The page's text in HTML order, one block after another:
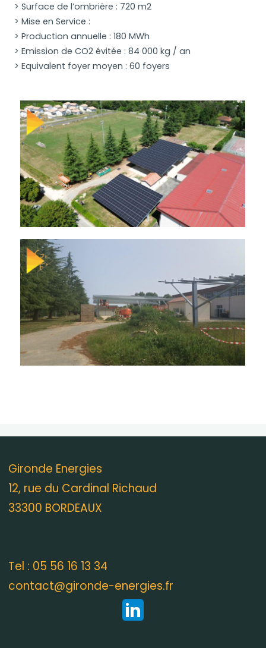
> Surface de l’ombrière : 720 m2
> Mise en Service :
> Production annuelle : 180 MWh
> Emission de CO2 évitée : 84 000 kg / an
> Equivalent foyer moyen : 60 foyers
Gironde Energies
12, rue du Cardinal Richaud
33300 BORDEAUX
Tel : 05 56 16 13 34
contact@gironde-energies.fr